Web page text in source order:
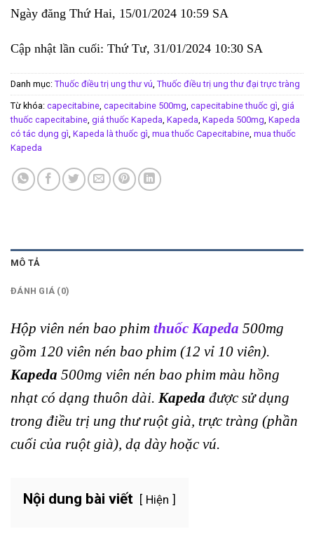
Ngày đăng Thứ Hai, 15/01/2024 10:59 SA
Cập nhật lần cuối: Thứ Tư, 31/01/2024 10:30 SA
Danh mục: Thuốc điều trị ung thư vú, Thuốc điều trị ung thư đại trực tràng
Từ khóa: capecitabine, capecitabine 500mg, capecitabine thuốc gì, giá
thuốc capecitabine, giá thuốc Kapeda, Kapeda, Kapeda 500mg, Kapeda
có tác dụng gì, Kapeda là thuốc gì, mua thuốc Capecitabine, mua thuốc
Kapeda
MÔ TẢ
ĐÁNH GIÁ (0)
Hộp viên nén bao phim thuốc Kapeda 500mg
gồm 120 viên nén bao phim (12 vỉ 10 viên).
Kapeda 500mg viên nén bao phim màu hồng
nhạt có dạng thuôn dài. Kapeda được sử dụng
trong điều trị ung thư ruột già, trực tràng (phần
cuối của ruột già), dạ dày hoặc vú.
Nội dung bài viết Hiện